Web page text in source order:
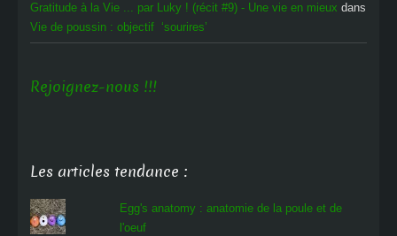
Gratitude à la Vie ... par Luky ! (récit #9) - Une vie en mieux dans
Vie de poussin : objectif ‘sourires’
Rejoignez-nous !!!
Les articles tendance :
Egg's anatomy : anatomie de la poule et de
l'oeuf